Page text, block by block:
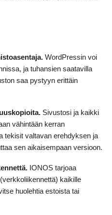
WordPressin voi
ja tuhansien saatavilla
saa pystyyn erittäin
Sivustosi ja kaikki
vähintään kerran
tekisit valtavan erehdyksen ja
sen aikaisempaan versioon.
IONOS tarjoaa
kaikille
huolehtia estoista tai